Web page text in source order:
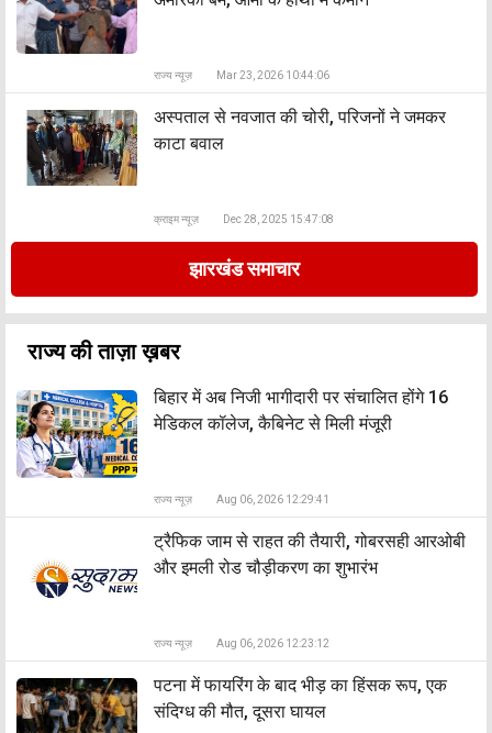
राज्य न्यूज़ Mar 23, 2026 10:44:06
अस्पताल से नवजात की चोरी, परिजनों ने जमकर
काटा बवाल
क्राइम न्यूज़ Dec 28, 2025 15:47:08
झारखंड समाचार
राज्य की ताज़ा ख़बर
बिहार में अब निजी भागीदारी पर संचालित होंगे 16
मेडिकल कॉलेज, कैबिनेट से मिली मंजूरी
राज्य न्यूज़ Aug 06, 2026 12:29:41
ट्रैफिक जाम से राहत की तैयारी, गोबरसही आरओबी
और इमली रोड चौड़ीकरण का शुभारंभ
राज्य न्यूज़ Aug 06, 2026 12:23:12
पटना में फायरिंग के बाद भीड़ का हिंसक रूप, एक
संदिग्ध की मौत, दूसरा घायल